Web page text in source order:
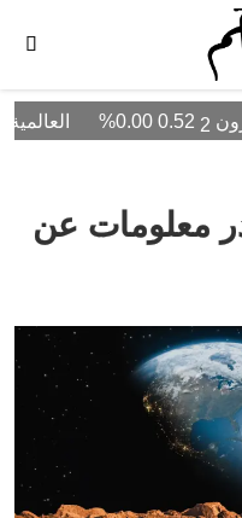
معلومات عن